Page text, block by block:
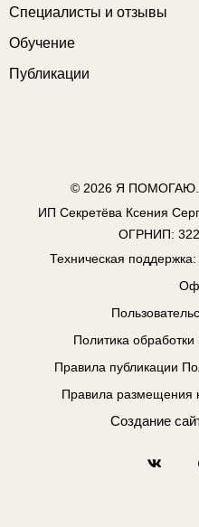
Специалисты и отзывы
Обучение
Публикации
© 2026 Я ПОМОГАЮ
ИП Секретёва Ксения
ОГРНИП:
Техническая поддержка:
Политика
Правила публикации
Правила размещения
Создание